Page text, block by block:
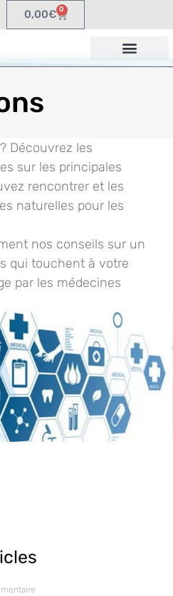
0,00€ 0
Découvrez les
sur les principales
rencontrer et les
naturelles pour les
nos conseils sur un
qui touchent à votre
par les médecines